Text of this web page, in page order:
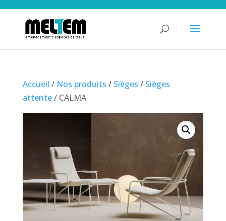
Accueil / Nos produits / Sièges / Sièges
attente/ CALMA